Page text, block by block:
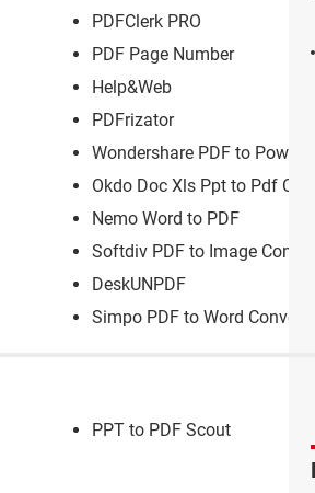
PDFClerk PRO
PDF Page Number
Help&Web
PDFrizator
Wondershare PDF to
Okdo Doc Xls Ppt to Pdf
Nemo Word to PDF
Softdiv PDF to Image
DeskUNPDF
Simpo PDF to Word Converter
PPT to PDF Scout